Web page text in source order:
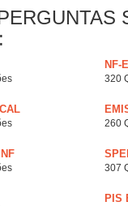
NF-E
320
260
307
PIS